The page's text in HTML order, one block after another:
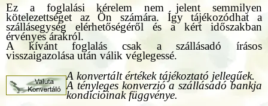
Ez a foglalási kérelem nem jelent semmilyen
kötelezettséget az Ön számára. Így tájékozódhat a
szállásegység elérhetőségéről és a kért időszakban
érvényes árakról.
A kívánt foglalás csak a szállásadó írásos
visszaigazolása után válik véglegessé.
A konvertált értékek tájékoztató jellegűek.
A tényleges konverzió a szállásadó bankja
kondícióinak függvénye.